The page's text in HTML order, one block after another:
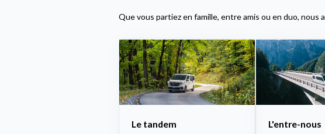
Que vous partiez en famille, entre amis ou en duo, nous
Le tandem L'entre-nous